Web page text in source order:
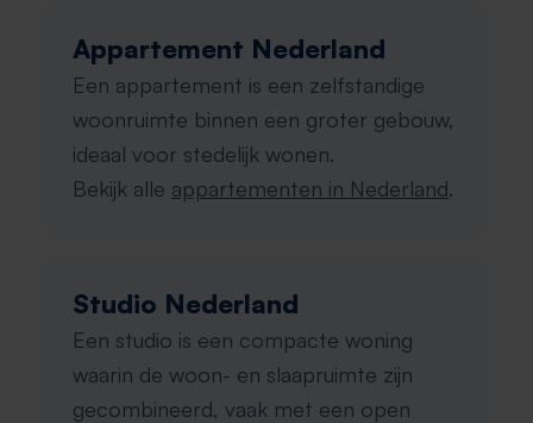
Appartement Nederland
Een appartement is een zelfstandige
woonruimte binnen een groter gebouw,
ideaal voor stedelijk wonen.
Bekijk alle appartementen in Nederland.
Studio Nederland
Een studio is een compacte woning
waarin de woon- en slaapruimte zijn
gecombineerd, vaak met een open